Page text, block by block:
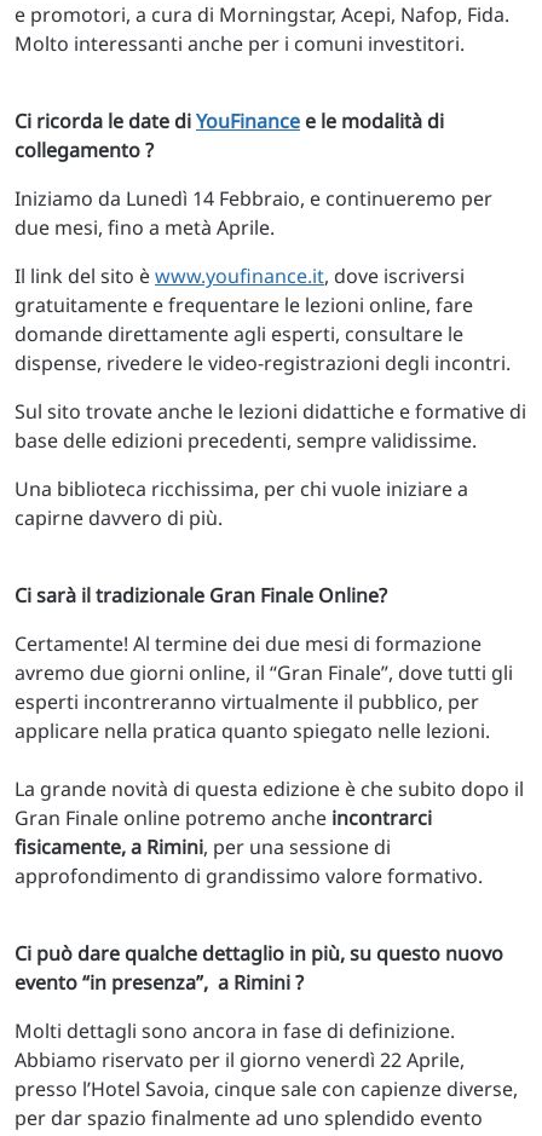
e promotori, a cura di Morningstar, Acepi, Nafop, Fida.
Molto interessanti anche per i comuni investitori.
Ci ricorda le date diYouFinance e le modalità di
collegamento ?
Iniziamo da Lunedì 14 Febbraio, e continueremo per
due mesi, fino a metà Aprile.
Il link del sito èwww.youfinance.it, dove iscriversi
gratuitamente e frequentare le lezioni online, fare
domande direttamente agli esperti, consultare le
dispense, rivedere le video-registrazioni degli incontri.
Sul sito trovate anche le lezioni didattiche e formative di
base delle edizioni precedenti, sempre validissime.
Una biblioteca ricchissima, per chi vuole iniziare a
capirne davvero di più.
Ci sarà il tradizionale Gran Finale Online?
Certamente! Al termine dei due mesi di formazione
avremo due giorni online, il “Gran Finale”, dove tutti gli
esperti incontreranno virtualmente il pubblico, per
applicare nella pratica quanto spiegato nelle lezioni.
La grande novità di questa edizione è che subito dopo il
Gran Finale online potremo anche incontrarci
fisicamente, a Rimini, per una sessione di
approfondimento di grandissimo valore formativo.
Ci può dare qualche dettaglio in più, su questo nuovo
evento “in presenza”, a Rimini ?
Molti dettagli sono ancora in fase di definizione.
Abbiamo riservato per il giorno venerdì 22 Aprile,
presso l’Hotel Savoia, cinque sale con capienze diverse,
per dar spazio finalmente ad uno splendido evento